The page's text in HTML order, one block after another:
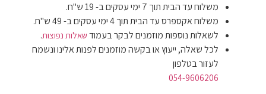
משלוח עד הבית תוך 7 ימי עסקים ב- 19 ש"ח.
משלוח אקספרס עד הבית תוך 4 ימי עסקים ב- 49 ש"ח.
לשאלות נוספות מוזמנים לבקר בעמוד שאלות נפוצות.
לכל שאלה, ייעוץ או בקשה מוזמנים לפנות אלינו ונשמח
לעזור בטלפון
054-9606206